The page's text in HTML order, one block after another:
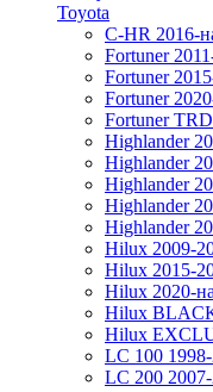
Toyota
C-HR 2016-
Fortuner
Fortuner
Fortuner
Fortuner
Highlander
Highlander
Highlander
Highlander
Highlander
Hilux 2009-
Hilux 2015-
Hilux 2020-
Hilux
Hilux
LC 100
LC 200 2007-